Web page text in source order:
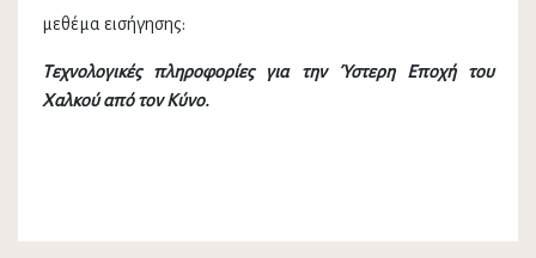
μεθέμα εισήγησης:
Τεχνολογικές πληροφορίες για την Ύστερη Εποχή του
Χαλκού από τον Κύνο.